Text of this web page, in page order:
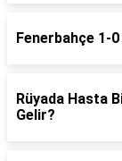
Fenerbahçe 1-
Rüyada Hasta
Gelir?